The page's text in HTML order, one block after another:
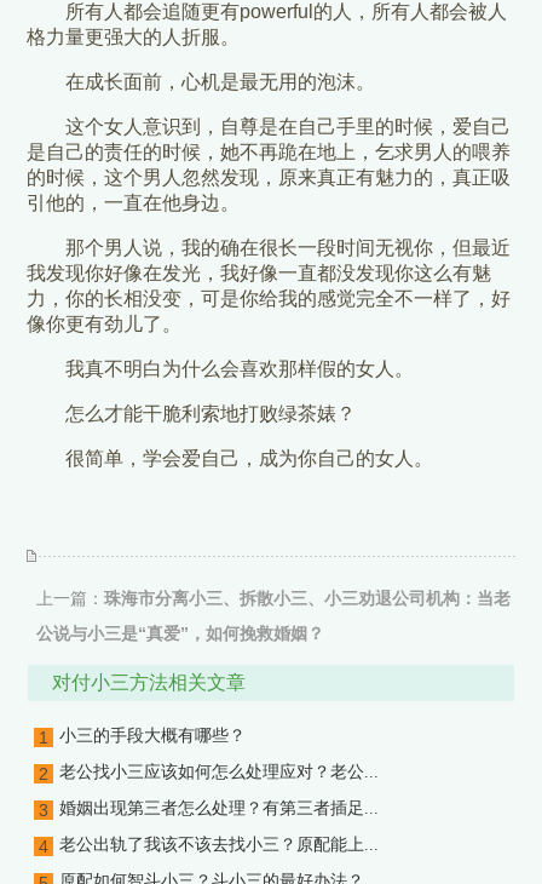
所有人都会追随更有powerful的人，所有人都会被人
格力量更强大的人折服。
在成长面前，心机是最无用的泡沫。
这个女人意识到，自尊是在自己手里的时候，爱自己
是自己的责任的时候，她不再跪在地上，乞求男人的喂养
的时候，这个男人忽然发现，原来真正有魅力的，真正吸
引他的，一直在他身边。
那个男人说，我的确在很长一段时间无视你，但最近
我发现你好像在发光，我好像一直都没发现你这么有魅
力，你的长相没变，可是你给我的感觉完全不一样了，好
像你更有劲儿了。
我真不明白为什么会喜欢那样假的女人。
怎么才能干脆利索地打败绿茶婊？
很简单，学会爱自己，成为你自己的女人。
上一篇： 珠海市分离小三、拆散小三、小三劝退公司机构：当老
公说与小三是“真爱”，如何挽救婚姻？
下一篇： 厦门市分离小三、拆散小三、小三劝退公司机构：妻子
对付小三方法相关文章
1 小三的手段大概有哪些？
2 老公找小三应该如何怎么处理应对？老公...
3 婚姻出现第三者怎么处理？有第三者插足...
4 老公出轨了我该不该去找小三？原配能上...